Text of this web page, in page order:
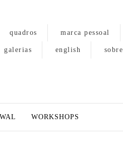
quadros marca pessoal
galerias english sobre
WORKSHOPS